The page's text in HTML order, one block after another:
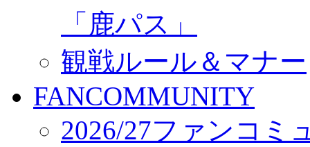
「鹿パス」
観戦ルール＆マナー
FANCOMMUNITY
2026/27ファンコミ